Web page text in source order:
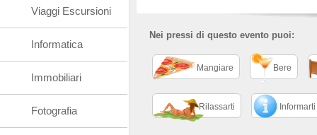
Nei pressi di questo evento puoi:
Mangiare Bere
Rilassarti Informarti
Viaggi Escursioni
Informatica
Immobiliari
Fotografia